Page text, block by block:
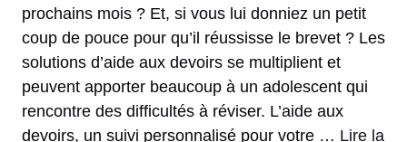
prochains mois ? Et, si vous lui donniez un petit
coup de pouce pour qu’il réussisse le brevet ? Les
solutions d’aide aux devoirs se multiplient et
peuvent apporter beaucoup à un adolescent qui
rencontre des difficultés à réviser. L’aide aux
devoirs, un suivi personnalisé pour votre … Lire la